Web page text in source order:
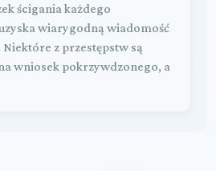
ścigania każdego
wiarygodną wiadomość
Niektóre z przestępstw są
wniosek pokrzywdzonego, a